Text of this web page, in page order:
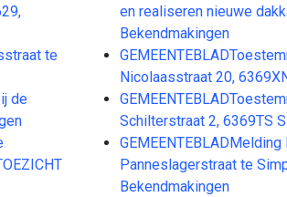
te
de
en realiseren nieuwe
Bekendmakingen
Nicolaasstraat 20,
Schilterstraat 2, 6369TS
Panneslagerstraat te
Bekendmakingen